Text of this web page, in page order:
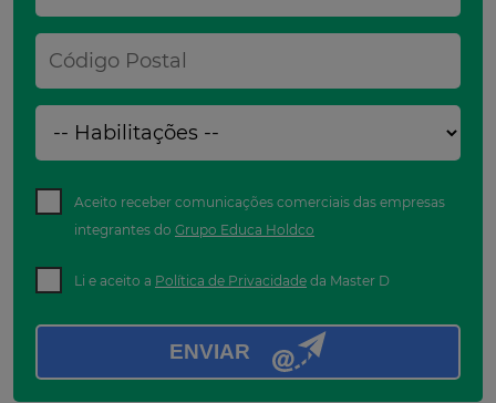
Aceito receber comunicações comerciais das empresas
integrantes do Grupo Educa Holdco
Li e aceito a Política de Privacidade da Master D
ENVIAR